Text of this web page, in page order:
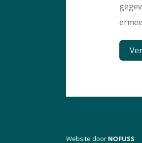
Website door NOFUSS